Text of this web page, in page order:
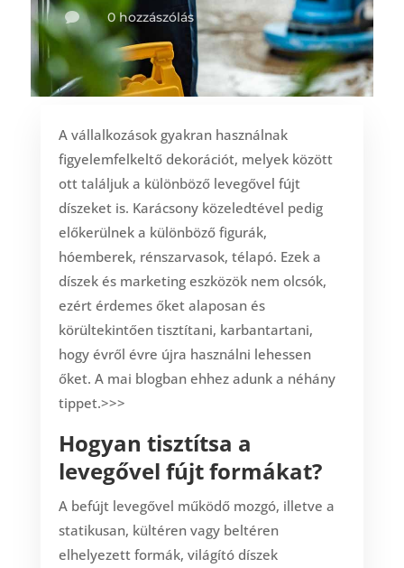
 0 hozzászólás
A vállalkozások gyakran használnak
figyelemfelkeltő dekorációt, melyek között
ott találjuk a különböző levegővel fújt
díszeket is. Karácsony közeledtével pedig
előkerülnek a különböző figurák,
hóemberek, rénszarvasok, télapó. Ezek a
díszek és marketing eszközök nem olcsók,
ezért érdemes őket alaposan és
körültekintően tisztítani, karbantartani,
hogy évről évre újra használni lehessen
őket. A mai blogban ehhez adunk a néhány
tippet.>>>
Hogyan tisztítsa a
levegővel fújt formákat?
A befújt levegővel működő mozgó, illetve a
statikusan, kültéren vagy beltéren
elhelyezett formák, világító díszek